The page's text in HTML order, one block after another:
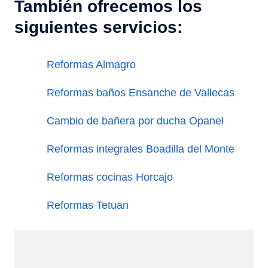
También ofrecemos los
siguientes servicios:
Reformas Almagro
Reformas baños Ensanche de Vallecas
Cambio de bañera por ducha Opanel
Reformas integrales Boadilla del Monte
Reformas cocinas Horcajo
Reformas Tetuan